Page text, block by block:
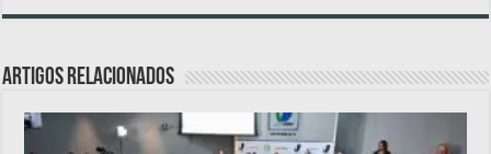
Artigos relacionados